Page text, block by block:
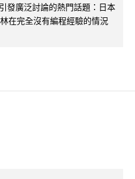
發廣泛討論的熱門話題：日本
在完全沒有編程經驗的情況